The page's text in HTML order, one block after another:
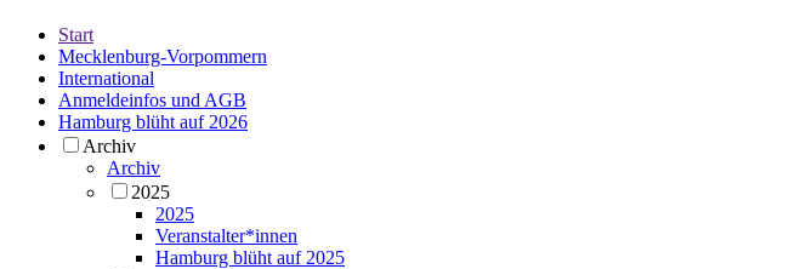
Start
Mecklenburg-Vorpommern
International
Anmeldeinfos und AGB
Hamburg blüht auf 2026
Archiv
Archiv
2025
2025
Veranstalter*innen
Hamburg blüht auf 2025